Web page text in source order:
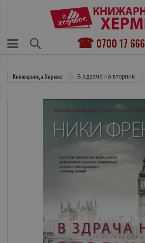
0700 17 666
Книжарница Хермес В здрача на вторник